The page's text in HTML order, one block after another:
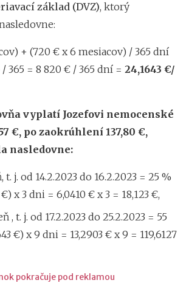
základ (DVZ), ktorý
+ (720 € x 6 mesiacov) / 365 dní
365 = 8 820 € / 365 dní = 24,1643 €/
vyplatí Jozefovi nemocenské
€, po zaokrúhlení 137,80 €,
nasledovne:
t. j. od 14.2.2023 do 16.2.2023 = 25 %
€) x 3 dni = 6,0410 € x 3 = 18,123 €,
, t. j. od 17.2.2023 do 25.2.2023 = 55
€) x 9 dni = 13,2903 € x 9 = 119,6127
pokračuje pod reklamou